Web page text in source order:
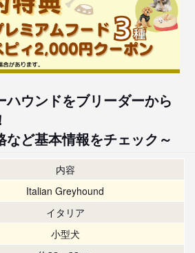
ハウンドをブリーダーから
など基本情報をチェック～
内容
Italian Greyhound
イタリア
小型犬